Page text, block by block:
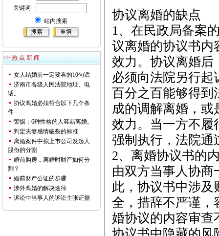
关键词
站内搜索
>> 热 点 新 闻
女人结婚前一定要看的10句话
济南市各级人民法院地址、电
话。
协议离婚必须符合以下几个条
件
警惕：6种性格的人容易离婚。
判定夫妻感情破裂的标准
离婚案件中拟上市公司发起人
股份的分割
婚前购房，离婚时财产如何分
割？
婚前财产公证的步骤
涉外离婚的解决途径
诉讼中当事人的诉讼主张证据
协议离婚的缺点
1、在民政局备案
议离婚的协议书内
效力。协议离婚后
必须向法院另行
百分之百能够得到
成的调解离婚，
效力。当一方不履
强制执行，法院通
2、离婚协议书的
由双方当事人协
此，协议书中涉
全，措辞不严谨，
婚协议的内容审查